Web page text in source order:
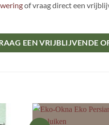
of vraag direct een
EEN VRIJBLIJVENDE